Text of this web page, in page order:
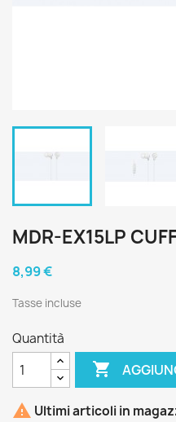
MDR-EX15LP
8,99 €
Tasse incluse
Quantità

 Ultimi articoli in